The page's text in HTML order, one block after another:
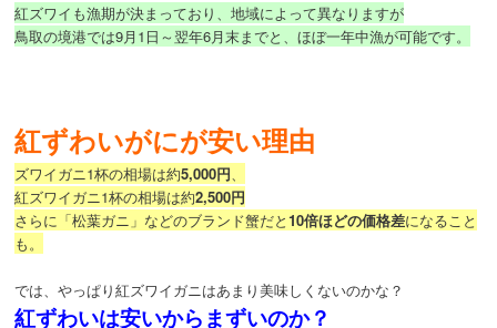
紅ズワイも漁期が決まっており、地域によって異なりますが
鳥取の境港では9月1日～翌年6月末までと、ほぼ一年中漁が可能です。
紅ずわいがにが安い理由
ズワイガニ1杯の相場は約5,000円、
紅ズワイガニ1杯の相場は約2,500円
さらに「松葉ガニ」などのブランド蟹だと10倍ほどの価格差になること
も。
では、やっぱり紅ズワイガニはあまり美味しくないのかな？
紅ずわいは安いからまずいのか？